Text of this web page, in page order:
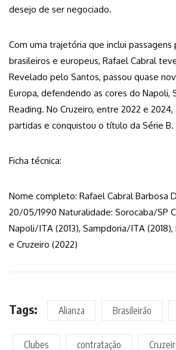
desejo de ser negociado.
Com uma trajetória que inclui passagens
brasileiros e europeus, Rafael Cabral
Revelado pelo Santos, passou quase
Europa, defendendo as cores do Napoli,
Reading. No Cruzeiro, entre 2022 e 2024,
partidas e conquistou o título da Série B.
Ficha técnica:
Nome completo: Rafael Cabral Barbosa
20/05/1990 Naturalidade: Sorocaba/SP
Napoli/ITA (2013), Sampdoria/ITA (2018),
e Cruzeiro (2022)
Tags: Alianza Brasileirão
Clubes contratação